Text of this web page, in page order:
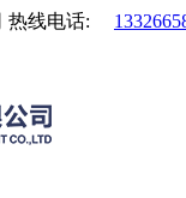
热线电话: